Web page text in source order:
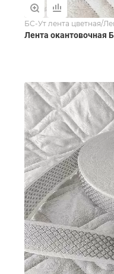
БС-Ут лента цветная/
Лента окантовочная